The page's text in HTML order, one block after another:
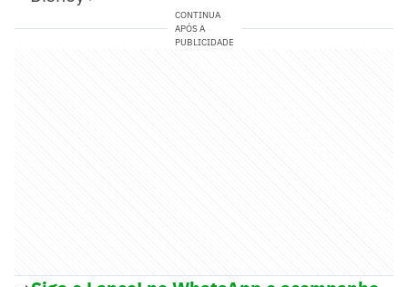
CONTINUA
APÓS A
PUBLICIDADE